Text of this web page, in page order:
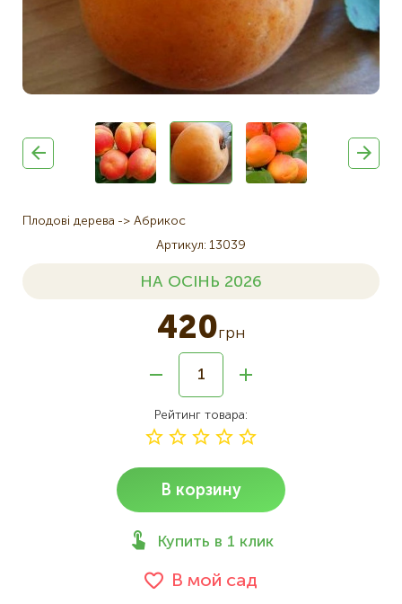
Плодові дерева
Абрикос
Артикул 13039
НА ОСІНЬ 2026
420грн
Рейтинг товара
В корзину
Купить в 1 клик
В мой сад